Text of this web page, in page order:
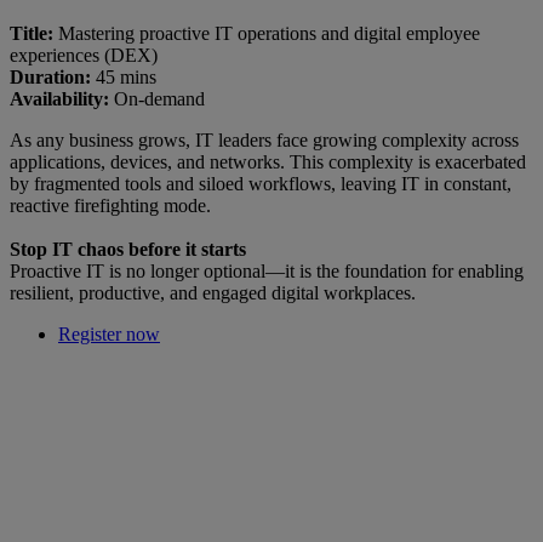
Title: Mastering proactive IT operations and digital employee
experiences (DEX)
Duration: 45 mins
Availability: On-demand
As any business grows, IT leaders face growing complexity across
applications, devices, and networks. This complexity is exacerbated
by fragmented tools and siloed workflows, leaving IT in constant,
reactive firefighting mode.
Stop IT chaos before it starts
Proactive IT is no longer optional—it is the foundation for enabling
resilient, productive, and engaged digital workplaces.
Register now